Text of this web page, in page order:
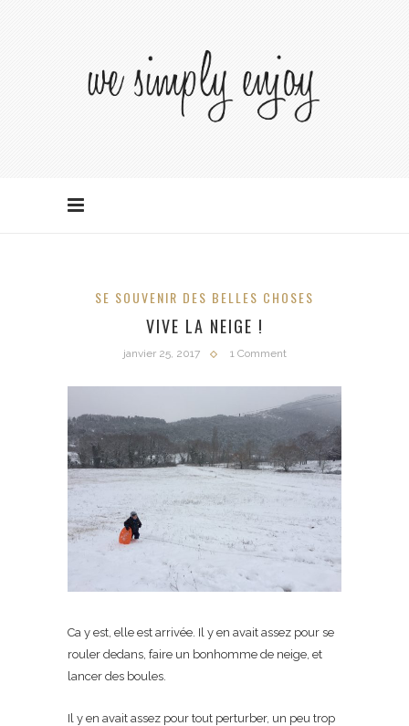
SE SOUVENIR DES BELLES CHOSES
VIVE LA NEIGE !
janvier 25, 2017 1 Comment
Ca y est, elle est arrivée. Il y en avait assez pour se
rouler dedans, faire un bonhomme de neige, et
lancer des boules.
Il y en avait assez pour tout perturber, un peu trop